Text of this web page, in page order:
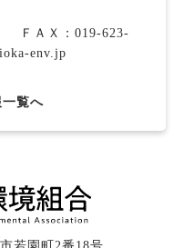
ＦＡＸ：019-623-
env.jp
覧へ